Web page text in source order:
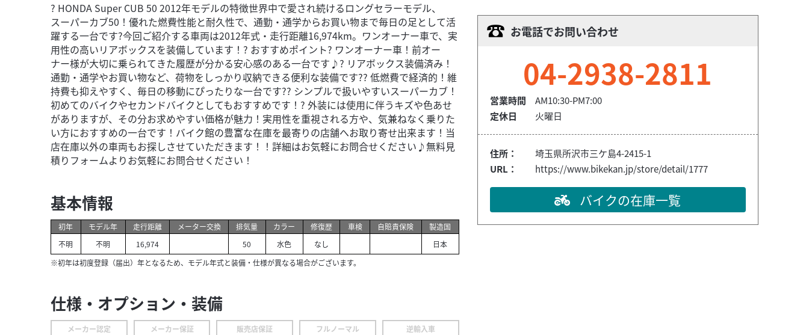
? HONDA Super CUB 50 2012年モデルの特徴世界中で愛され続けるロングセラーモデル、
スーパーカブ50！優れた燃費性能と耐久性で、通勤・通学からお買い物まで毎日の足として活
躍する一台です?今回ご紹介する車両は2012年式・走行距離16,974km。ワンオーナー車で、実
用性の高いリアボックスを装備しています！? おすすめポイント? ワンオーナー車！前オー
ナー様が大切に乗られてきた履歴が分かる安心感のある一台です♪? リアボックス装備済み！
通勤・通学やお買い物など、荷物をしっかり収納できる便利な装備です?? 低燃費で経済的！維
持費も抑えやすく、毎日の移動にぴったりな一台です?? シンプルで扱いやすいスーパーカブ！
初めてのバイクやセカンドバイクとしてもおすすめです！? 外装には使用に伴うキズや色あせ
がありますが、その分お求めやすい価格が魅力！実用性を重視される方や、気兼ねなく乗りた
い方におすすめの一台です！バイク館の豊富な在庫を最寄りの店舗へお取り寄せ出来ます！当
店在庫以外の車両もお探しさせていただきます！！詳細はお気軽にお問合せください♪無料見
積りフォームよりお気軽にお問合せください！
基本情報
初年
不明
モデル年
不明
走行距離
16,974
メーター交換
排気量
50
カラー
水色
修復歴
なし
車検 自賠責保険
製造国
日本
※初年は初度登録（届出）年となるため、モデル年式と装備・仕様が異なる場合がございます。
仕様・オプション・装備
メーカー認定 メーカー保証 販売店保証 フルノーマル 逆輸入車
お電話でお問い合わせ
04-2938-2811
営業時間
AM10:30-PM7:00
定休日
火曜日
住所：
埼玉県所沢市三ケ島4-2415-1
URL：
https://www.bikekan.jp/store/detail/1777
バイクの在庫一覧